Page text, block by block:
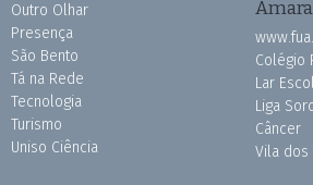
Outro Olhar
Presença
São Bento
Tá na Rede
Tecnologia
Turismo
Uniso Ciência
Colégio
Lar
Liga
Câncer
Vila dos